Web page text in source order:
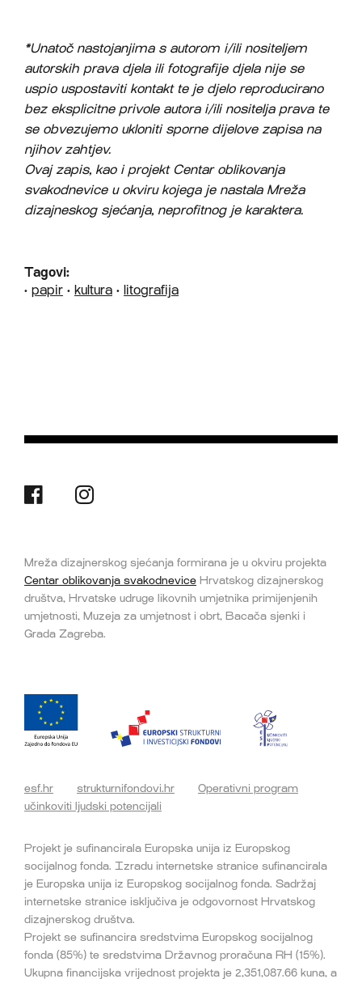
*Unatoč nastojanjima s autorom i/ili nositeljem
autorskih prava djela ili fotografije djela nije se
uspio uspostaviti kontakt te je djelo reproducirano
bez eksplicitne privole autora i/ili nositelja prava te
se obvezujemo ukloniti sporne dijelove zapisa na
njihov zahtjev.
Ovaj zapis, kao i projekt Centar oblikovanja
svakodnevice u okviru kojega je nastala Mreža
dizajneskog sjećanja, neprofitnog je karaktera.
Tagovi:
• papir • kultura • litografija
Mreža dizajnerskog sjećanja formirana je u okviru projekta
Centar oblikovanja svakodnevice Hrvatskog dizajnerskog
društva, Hrvatske udruge likovnih umjetnika primijenjenih
umjetnosti, Muzeja za umjetnost i obrt, Bacača sjenki i
Grada Zagreba.
esf.hr strukturnifondovi.hr
Operativni program
učinkoviti ljudski potencijali
Projekt je sufinancirala Europska unija iz Europskog
socijalnog fonda. Izradu internetske stranice sufinancirala
je Europska unija iz Europskog socijalnog fonda. Sadržaj
internetske stranice isključiva je odgovornost Hrvatskog
dizajnerskog društva.
Projekt se sufinancira sredstvima Europskog socijalnog
fonda (85%) te sredstvima Državnog proračuna RH (15%).
Ukupna financijska vrijednost projekta je 2,351,087.66 kuna, a